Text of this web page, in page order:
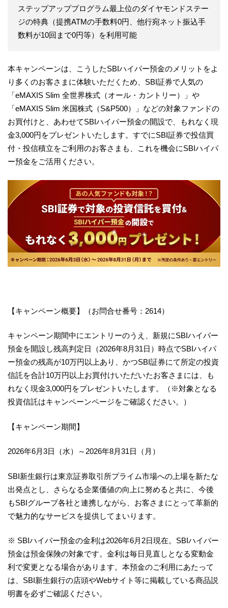
ステップアッププログラム最上位のダイヤモンドステー
ジの特典（提携ATMの手数料0円、他行宛ネット振込手
数料が10回まで0円等）を利用可能
本キャンペーンは、こうしたSBIハイパー預金のメリットをよ
り多くのお客さまに体験いただくため、SBI証券で人気の
「eMAXIS Slim 全世界株式（オール・カントリー）」や
「eMAXIS Slim 米国株式（S&P500）」などの対象ファンドの
お買付けと、あわせてSBIハイパー預金の開設で、もれなく現
金3,000円をプレゼントいたします。すでにSBI証券で投信買
付・投信積立をご利用のお客さまも、これを機会にSBIハイパ
ー預金をご活用ください。
【キャンペーン概要】（お問合せ番号：2614）
キャンペーン期間中にエントリーのうえ、新規にSBIハイパー
預金を開設し残高判定日（2026年8月31日）時点でSBIハイパ
ー預金の残高が10万円以上あり、かつSBI証券にて所定の投資
信託を合計10万円以上お買付けいただいたお客さまには、も
れなく現金3,000円をプレゼントいたします。（※対象となる
投資信託はキャンペーンページをご確認ください。）
【キャンペーン期間】
2026年6月3日（水）～2026年8月31日（月）
SBI新生銀行は東京証券取引所プライム市場への上場を新たな
出発点とし、さらなる企業価値の向上に努めると共に、今後
もSBIグループ各社と連携しながら、お客さまにとって革新的
で魅力的なサービスを提供してまいります。
※ SBIハイパー預金の金利は2026年6月2日現在。SBIハイパー
預金は預金保険の対象です。金利は毎日見直しとなる変動金
利で変更となる場合があります。本預金のご利用にあたって
は、SBI新生銀行の店頭やWebサイト等に掲載している商品説
明書を必ずご確認ください。